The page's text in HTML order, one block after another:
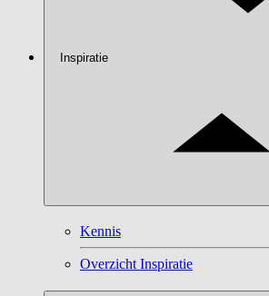
Inspiratie
Kennis
Overzicht Inspiratie